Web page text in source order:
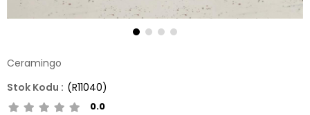
Ceramingo
(R11040)
0.0